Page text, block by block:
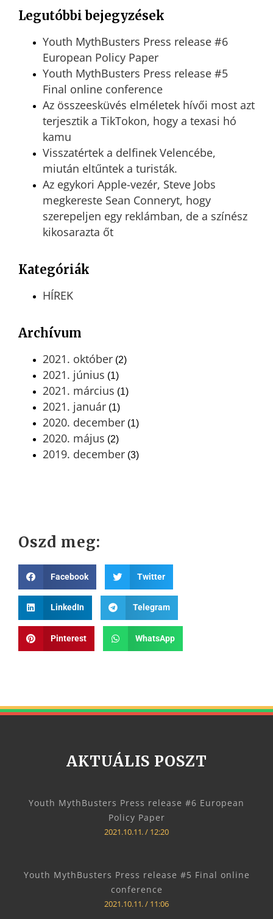
Legutóbbi bejegyzések
Youth MythBusters Press release #6
European Policy Paper
Youth MythBusters Press release #5
Final online conference
Az összeesküvés elméletek hívői most azt
terjesztik a TikTokon, hogy a texasi hó
kamu
Visszatértek a delfinek Velencébe,
miután eltűntek a turisták.
Az egykori Apple-vezér, Steve Jobs
megkereste Sean Conneryt, hogy
szerepeljen egy reklámban, de a színész
kikosarazta őt
Kategóriák
HÍREK
Archívum
2021. október (2)
2021. június (1)
2021. március (1)
2021. január (1)
2020. december (1)
2020. május (2)
2019. december (3)
Oszd meg:
Facebook Twitter
LinkedIn Telegram
Pinterest WhatsApp
AKTUÁLIS POSZT
Youth MythBusters Press release #6 European
Policy Paper
2021.10.11. 12:20
Youth MythBusters Press release #5 Final online
conference
2021.10.11. 11:06